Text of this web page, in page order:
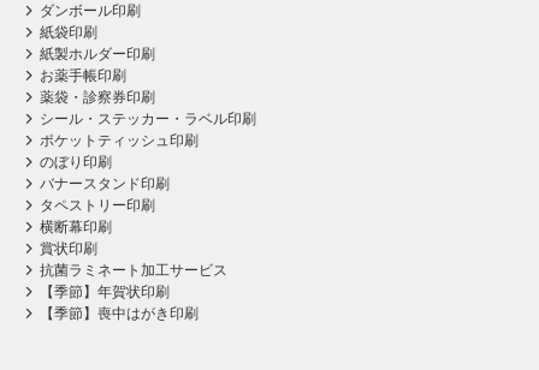
ダンボール印刷
紙袋印刷
紙製ホルダー印刷
お薬手帳印刷
薬袋・診察券印刷
シール・ステッカー・ラベル印刷
ポケットティッシュ印刷
のぼり印刷
バナースタンド印刷
タペストリー印刷
横断幕印刷
賞状印刷
抗菌ラミネート加工サービス
【季節】年賀状印刷
【季節】喪中はがき印刷